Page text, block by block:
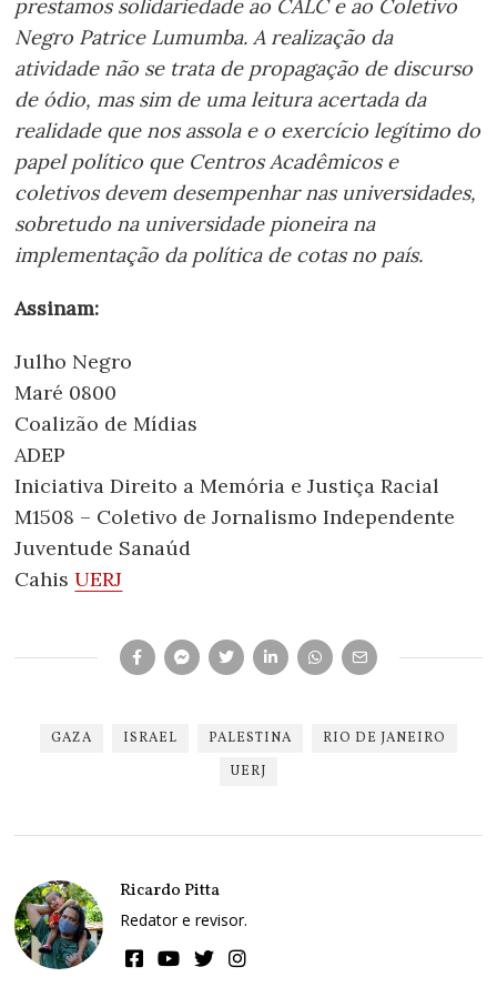
prestamos solidariedade ao CALC e ao Coletivo
Negro Patrice Lumumba. A realização da
atividade não se trata de propagação de discurso
de ódio, mas sim de uma leitura acertada da
realidade que nos assola e o exercício legítimo do
papel político que Centros Acadêmicos e
coletivos devem desempenhar nas universidades,
sobretudo na universidade pioneira na
implementação da política de cotas no país.
Assinam:
Julho Negro
Maré 0800
Coalizão de Mídias
ADEP
Iniciativa Direito a Memória e Justiça Racial
M1508 – Coletivo de Jornalismo Independente
Juventude Sanaúd
CahisUERJ
GAZA ISRAEL PALESTINA
RIO DE JANEIRO
UERJ
Ricardo Pitta
Redator e revisor.